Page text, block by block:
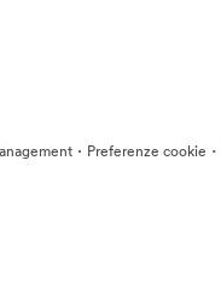
· Preferenze cookie ·